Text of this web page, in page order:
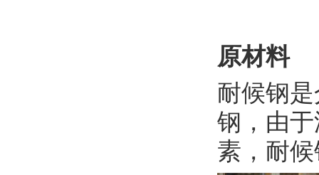
原材料
耐候钢
钢，由
素，耐